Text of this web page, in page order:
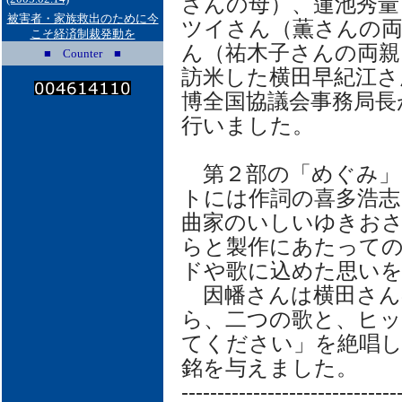
被害者・家族救出のために今
こそ経済制裁発動を
■ Counter ■
ツイさん（薫さんの
ん（祐木子さんの両
訪米した横田早紀江
博全国協議会事務局
行いました。
第２部の「めぐみ
トには作詞の喜多浩
曲家のいしいゆきお
らと製作にあたって
ドや歌に込めた思い
因幡さんは横田さ
ら、二つの歌と、ヒ
てください」を絶唱
銘を与えました。